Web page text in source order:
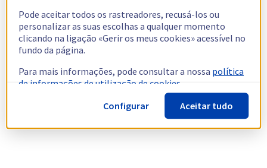
Pode aceitar todos os rastreadores, recusá-los ou
personalizar as suas escolhas a qualquer momento
clicando na ligação «Gerir os meus cookies» acessível no
fundo da página.
Para mais informações, pode consultar a nossa política
de informações de utilização de cookies.
Configurar
Aceitar tudo